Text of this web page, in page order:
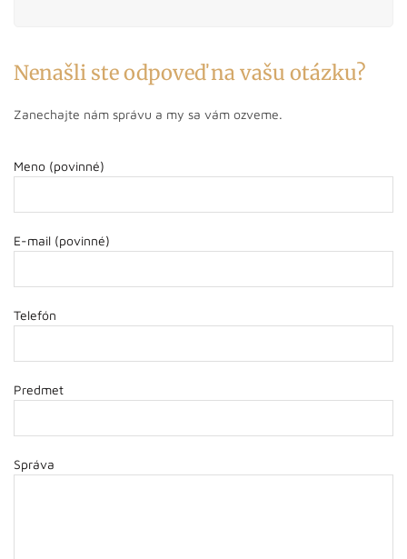
Nenašli ste odpoveď na vašu otázku?
Zanechajte nám správu a my sa vám ozveme.
Meno (povinné)
E-mail (povinné)
Telefón
Predmet
Správa